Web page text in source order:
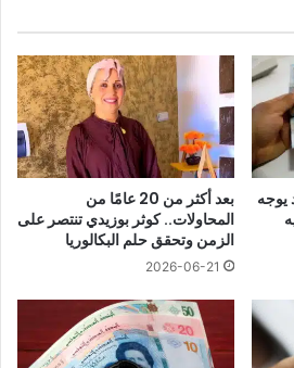
يوجه
بعد أكثر من 20 عامًا من
المحاولات.. كوثر بوزيدي تنتصر على
الزمن وتحقق حلم البكالوريا
2026-06-21